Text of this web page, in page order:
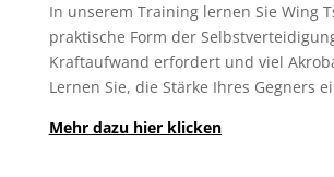
In unserem Training lernen Sie Wing
praktische Form der
Kraftaufwand erfordert und viel
Lernen Sie, die Stärke Ihres Gegners
Mehr dazu hier klicken